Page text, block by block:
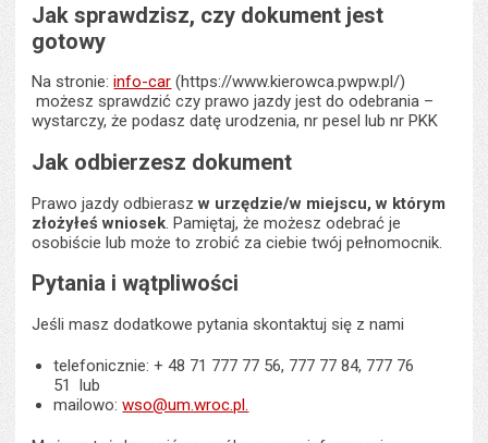
Jak sprawdzisz, czy dokument jest
gotowy
Na stronie:info-car (https://www.kierowca.pwpw.pl/)
możesz sprawdzić czy prawo jazdy jest do odebrania –
wystarczy, że podasz datę urodzenia, nr pesel lub nr PKK
Jak odbierzesz dokument
Prawo jazdy odbierasz w urzędzie/w miejscu, w którym
złożyłeś wniosek. Pamiętaj, że możesz odebrać je
osobiście lub może to zrobić za ciebie twój pełnomocnik.
Pytania i wątpliwości
Jeśli masz dodatkowe pytania skontaktuj się z nami
telefonicznie: + 48 71 777 77 56, 777 77 84, 777 76
51 lub
mailowo:wso@um.wroc.pl.